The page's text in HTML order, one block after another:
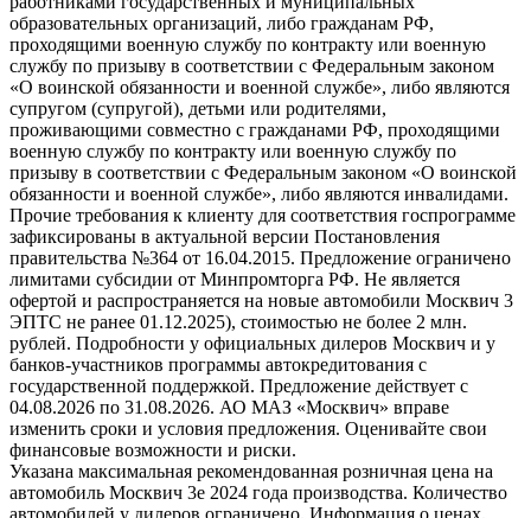
образовательных организаций, либо гражданам РФ,
проходящими военную службу по контракту или военную
службу по призыву в соответствии с Федеральным законом
«О воинской обязанности и военной службе», либо являются
супругом (супругой), детьми или родителями,
проживающими совместно с гражданами РФ, проходящими
военную службу по контракту или военную службу по
призыву в соответствии с Федеральным законом «О воинской
обязанности и военной службе», либо являются инвалидами.
Прочие требования к клиенту для соответствия госпрограмме
зафиксированы в актуальной версии Постановления
правительства №364 от 16.04.2015. Предложение ограничено
лимитами субсидии от Минпромторга РФ. Не является
офертой и распространяется на новые автомобили Москвич 3
ЭПТС не ранее 01.12.2025), стоимостью не более 2 млн.
рублей. Подробности у официальных дилеров Москвич и у
банков-участников программы автокредитования с
государственной поддержкой. Предложение действует с
04.08.2026 по 31.08.2026. АО МАЗ «Москвич» вправе
изменить сроки и условия предложения. Оценивайте свои
финансовые возможности и риски.
Указана максимальная рекомендованная розничная цена на
автомобиль Москвич 3e 2024 года производства. Количество
автомобилей у дилеров ограничено. Информация о ценах,